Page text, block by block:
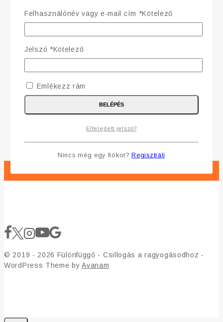
KOSÁRBA TESZEM
GYORSNÉZET
05
© 2019 - 2026 Fülönfüggő - Csillogás a ragyogásodhoz -
WordPress Theme byAvanam
Felhasználónév vagy e-mail cím *Kötelező
Jelszó *Kötelező
Emlékezz rám
BELÉPÉS
Elfelejtett jelszó?
Nincs még egy fiókot? Regisztrálj